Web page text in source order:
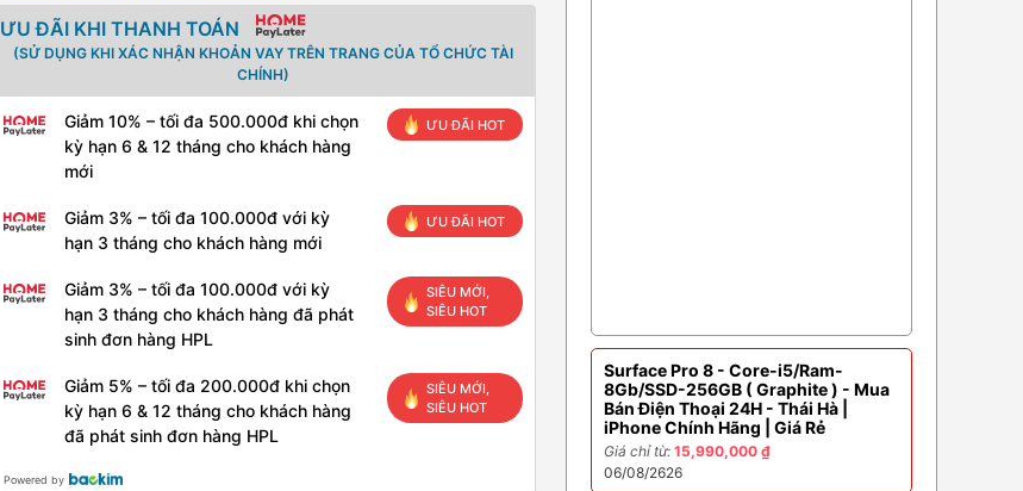
ƯU ĐÃI KHI THANH TOÁN
(SỬ DỤNG KHI XÁC NHẬN KHOẢN VAY TRÊN TRANG CỦA TỔ CHỨC TÀI
CHÍNH)
Giảm 10% – tối đa 500.000đ khi chọn
kỳ hạn 6 & 12 tháng cho khách hàng
mới
ƯU ĐÃI HOT
Giảm 3% – tối đa 100.000đ với kỳ
hạn 3 tháng cho khách hàng mới
ƯU ĐÃI HOT
Giảm 3% – tối đa 100.000đ với kỳ
hạn 3 tháng cho khách hàng đã phát
sinh đơn hàng HPL
SIÊU MỚI,
SIÊU HOT
Giảm 5% – tối đa 200.000đ khi chọn
kỳ hạn 6 & 12 tháng cho khách hàng
đã phát sinh đơn hàng HPL
SIÊU MỚI,
SIÊU HOT
Powered by
Surface Pro 8 - Core-i5/Ram-
8Gb/SSD-256GB ( Graphite ) - Mua
Bán Điện Thoại 24H - Thái Hà |
iPhone Chính Hãng | Giá Rẻ
Giá chỉ từ: 15,990,000 ₫
06/08/2626